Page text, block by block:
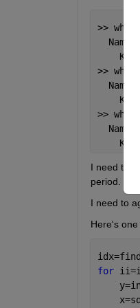
>> whos
>> whos
>> whos
I need to
period.
I need to
Here's
for